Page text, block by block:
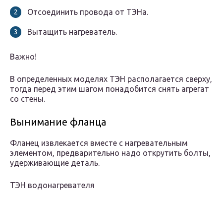
Отсоединить провода от ТЭНа.
Вытащить нагреватель.
Важно!
В определенных моделях ТЭН располагается сверху,
тогда перед этим шагом понадобится снять агрегат
со стены.
Вынимание фланца
Фланец извлекается вместе с нагревательным
элементом, предварительно надо открутить болты,
удерживающие деталь.
ТЭН водонагревателя